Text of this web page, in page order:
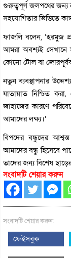
গুরুত্বপূর্ণ জলপথের জন্য
সহযোগিতার ভিত্তিতে
ফাজলি বলেন, ‘হরমুজ
আমরা অবশ্যই সেখানে
কোনো টোল বা
নতুন ব্যবস্থাপনার
যাতায়াত নিশ্চিত
জাহাজের কারণে
আমাদের লক্ষ্য।’
বিপদের বন্ধুদের
আমাদের বন্ধু হিসেবে
তাদের জন্য বিশেষ
সংবাদটি শেয়ার করুন
সংবাদটি শেয়ার করুন:
ফেইসবুক